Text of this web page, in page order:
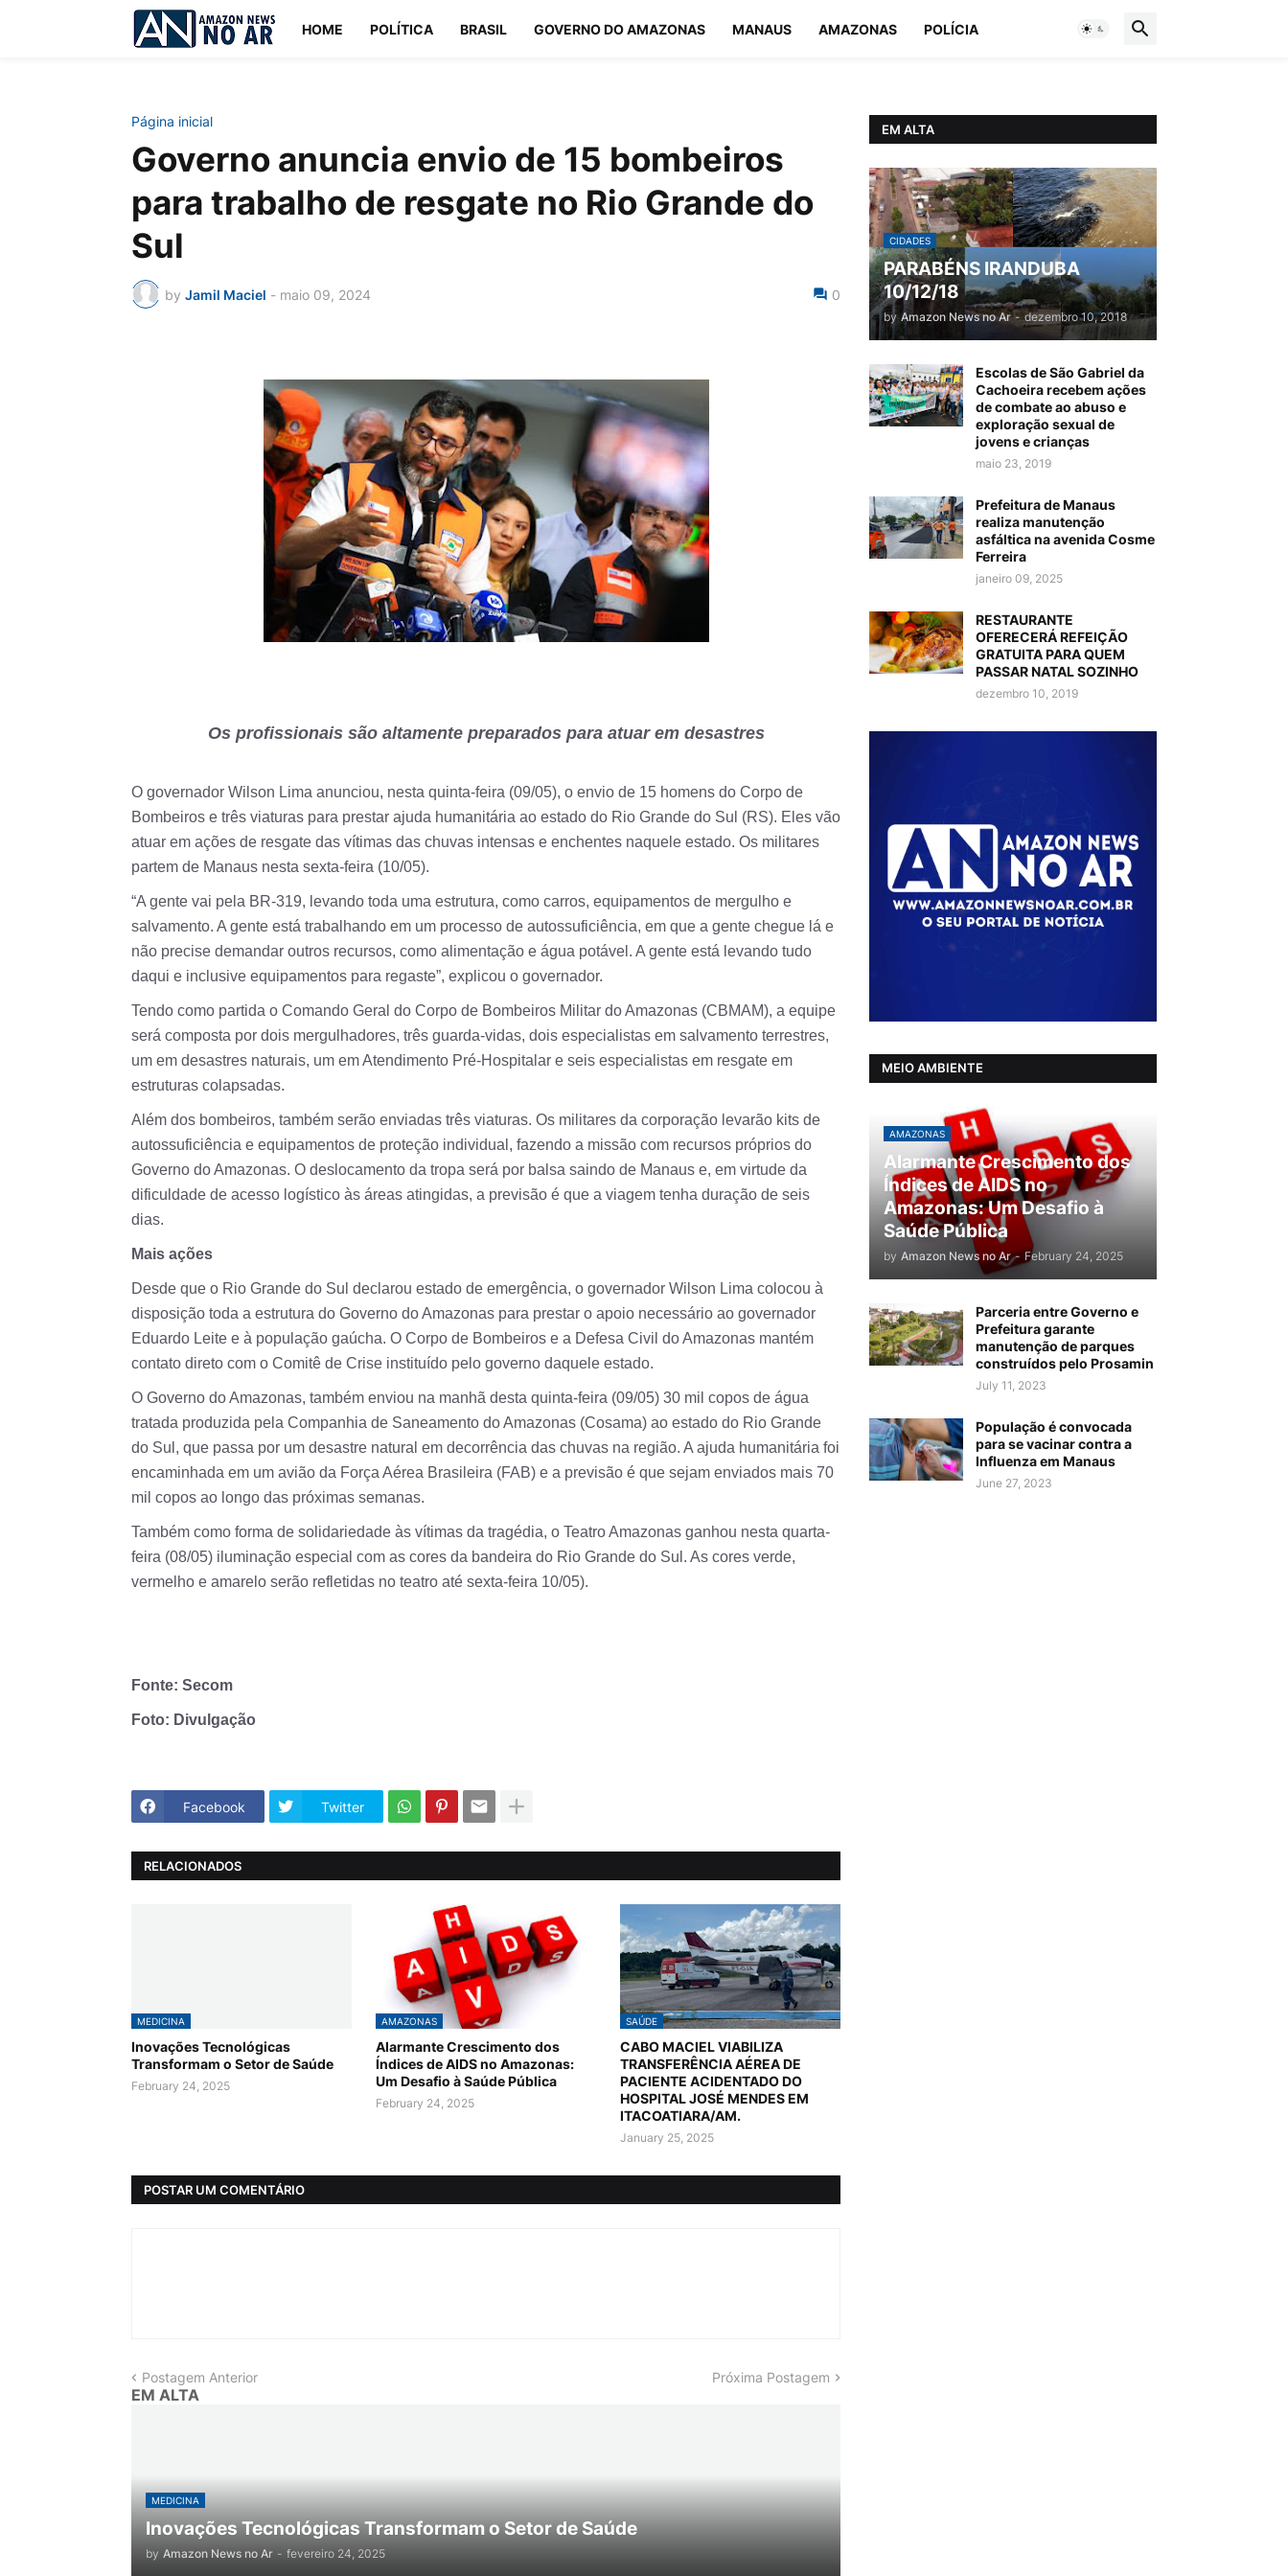
HOME POLÍTICA BRASIL GOVERNO DO AMAZONAS MANAUS AMAZONAS POLÍCIA
Página inicial
Governo anuncia envio de 15 bombeiros
para trabalho de resgate no Rio Grande do
Sul
by Jamil Maciel - maio 09, 2024 0
Os profissionais são altamente preparados para atuar em desastres
O governador Wilson Lima anunciou, nesta quinta-feira (09/05), o envio de 15 homens do Corpo de
Bombeiros e três viaturas para prestar ajuda humanitária ao estado do Rio Grande do Sul (RS). Eles vão
atuar em ações de resgate das vítimas das chuvas intensas e enchentes naquele estado. Os militares
partem de Manaus nesta sexta-feira (10/05).
“A gente vai pela BR-319, levando toda uma estrutura, como carros, equipamentos de mergulho e
salvamento. A gente está trabalhando em um processo de autossuficiência, em que a gente chegue lá e
não precise demandar outros recursos, como alimentação e água potável. A gente está levando tudo
daqui e inclusive equipamentos para regaste”, explicou o governador.
Tendo como partida o Comando Geral do Corpo de Bombeiros Militar do Amazonas (CBMAM), a equipe
será composta por dois mergulhadores, três guarda-vidas, dois especialistas em salvamento terrestres,
um em desastres naturais, um em Atendimento Pré-Hospitalar e seis especialistas em resgate em
estruturas colapsadas.
Além dos bombeiros, também serão enviadas três viaturas. Os militares da corporação levarão kits de
autossuficiência e equipamentos de proteção individual, fazendo a missão com recursos próprios do
Governo do Amazonas. O deslocamento da tropa será por balsa saindo de Manaus e, em virtude da
dificuldade de acesso logístico às áreas atingidas, a previsão é que a viagem tenha duração de seis
dias.
Mais ações
Desde que o Rio Grande do Sul declarou estado de emergência, o governador Wilson Lima colocou à
disposição toda a estrutura do Governo do Amazonas para prestar o apoio necessário ao governador
Eduardo Leite e à população gaúcha. O Corpo de Bombeiros e a Defesa Civil do Amazonas mantém
contato direto com o Comitê de Crise instituído pelo governo daquele estado.
O Governo do Amazonas, também enviou na manhã desta quinta-feira (09/05) 30 mil copos de água
tratada produzida pela Companhia de Saneamento do Amazonas (Cosama) ao estado do Rio Grande
do Sul, que passa por um desastre natural em decorrência das chuvas na região. A ajuda humanitária foi
encaminhada em um avião da Força Aérea Brasileira (FAB) e a previsão é que sejam enviados mais 70
mil copos ao longo das próximas semanas.
Também como forma de solidariedade às vítimas da tragédia, o Teatro Amazonas ganhou nesta quarta-
feira (08/05) iluminação especial com as cores da bandeira do Rio Grande do Sul. As cores verde,
vermelho e amarelo serão refletidas no teatro até sexta-feira 10/05).
Fonte: Secom
Foto: Divulgação
Facebook Twitter
RELACIONADOS
MEDICINA
Inovações Tecnológicas
Transformam o Setor de Saúde
February 24, 2025
AMAZONAS
Alarmante Crescimento dos
Índices de AIDS no Amazonas:
Um Desafio à Saúde Pública
February 24, 2025
SAÚDE
CABO MACIEL VIABILIZA
TRANSFERÊNCIA AÉREA DE
PACIENTE ACIDENTADO DO
HOSPITAL JOSÉ MENDES EM
ITACOATIARA/AM.
January 25, 2025
POSTAR UM COMENTÁRIO
Postagem Anterior Próxima Postagem
EM ALTA
MEDICINA
Inovações Tecnológicas Transformam o Setor de Saúde
by Amazon News no Ar - fevereiro 24, 2025
EM ALTA
CIDADES
PARABÉNS IRANDUBA
10/12/18
by Amazon News no Ar - dezembro 10, 2018
Escolas de São Gabriel da
Cachoeira recebem ações
de combate ao abuso e
exploração sexual de
jovens e crianças
maio 23, 2019
Prefeitura de Manaus
realiza manutenção
asfáltica na avenida Cosme
Ferreira
janeiro 09, 2025
RESTAURANTE
OFERECERÁ REFEIÇÃO
GRATUITA PARA QUEM
PASSAR NATAL SOZINHO
dezembro 10, 2019
MEIO AMBIENTE
AMAZONAS
Alarmante Crescimento dos
Índices de AIDS no
Amazonas: Um Desafio à
Saúde Pública
by Amazon News no Ar - February 24, 2025
Parceria entre Governo e
Prefeitura garante
manutenção de parques
construídos pelo Prosamin
July 11, 2023
População é convocada
para se vacinar contra a
Influenza em Manaus
June 27, 2023